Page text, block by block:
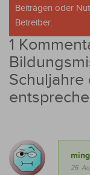
Beiträgen oder
Betreiber.
1
Schuljahre
ming
26.